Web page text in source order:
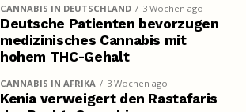
CANNABIS IN DEUTSCHLAND 3 Wochen ago
Deutsche Patienten bevorzugen
medizinisches Cannabis mit
hohem THC-Gehalt
CANNABIS IN AFRIKA 3 Wochen ago
Kenia verweigert den Rastafaris